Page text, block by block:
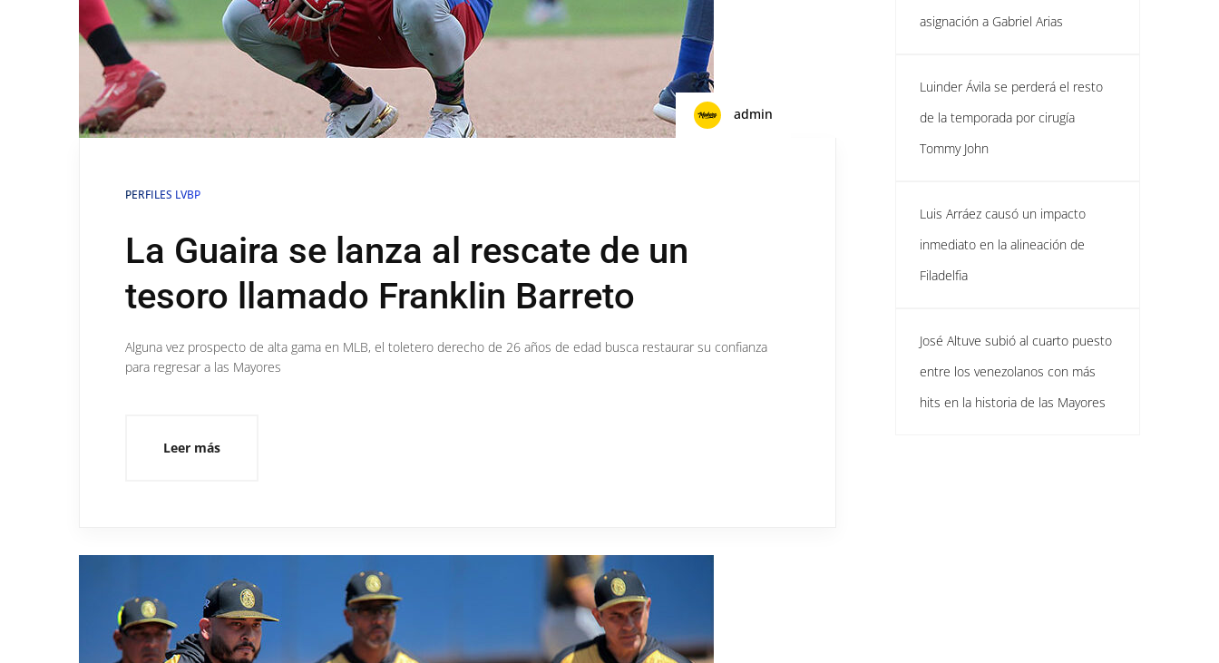
admin
PERFILES LVBP
La Guaira se lanza al rescate de un
tesoro llamado Franklin Barreto
Alguna vez prospecto de alta gama en MLB, el toletero derecho de 26 años de edad busca restaurar su confianza
para regresar a las Mayores
Leer más
asignación a Gabriel Arias
Luinder Ávila se perderá el resto
de la temporada por cirugía
Tommy John
Luis Arráez causó un impacto
inmediato en la alineación de
Filadelfia
José Altuve subió al cuarto puesto
entre los venezolanos con más
hits en la historia de las Mayores